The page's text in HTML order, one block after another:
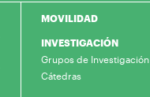
MOVILIDAD
INVESTIGACIÓN
Grupos de Investigación
Cátedras